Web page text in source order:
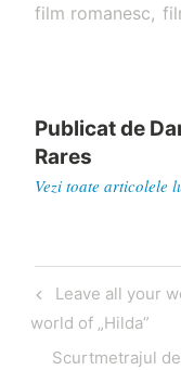
film romanesc
Publicat de
Rares
Vezi toate articolele
Navigare
în
articole
Articol
anterior
Leave all your
world of „Hilda”
Articol
Scurtmetrajul